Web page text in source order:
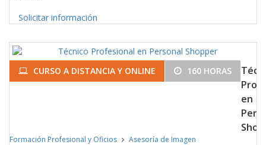
Solicitar información
CURSO A DISTANCIA Y ONLINE 160 HORAS
en
Formación Profesional y Oficios Asesoría de Imagen